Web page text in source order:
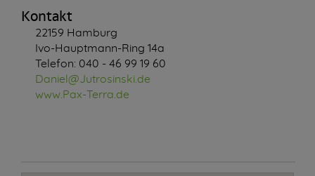
Kontakt
22159 Hamburg
Ivo-Hauptmann-Ring 14a
Telefon: 040 - 46 99 19 60
Daniel@Jutrosinski.de
www.Pax-Terra.de